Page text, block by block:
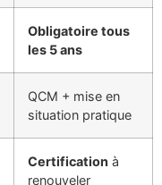
Obligatoire tous
les 5 ans
QCM + mise en
situation pratique
Certification à
renouveler